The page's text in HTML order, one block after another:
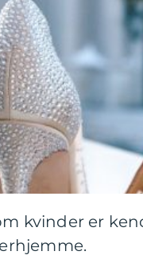
kvinder er